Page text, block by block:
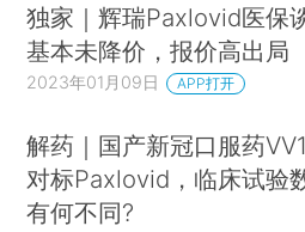
独家｜辉瑞Paxlovid医保
基本未降价，报价高出局
2023年01月09日 APP打开
解药｜国产新冠口服药
对标Paxlovid，临床试验
有何不同?